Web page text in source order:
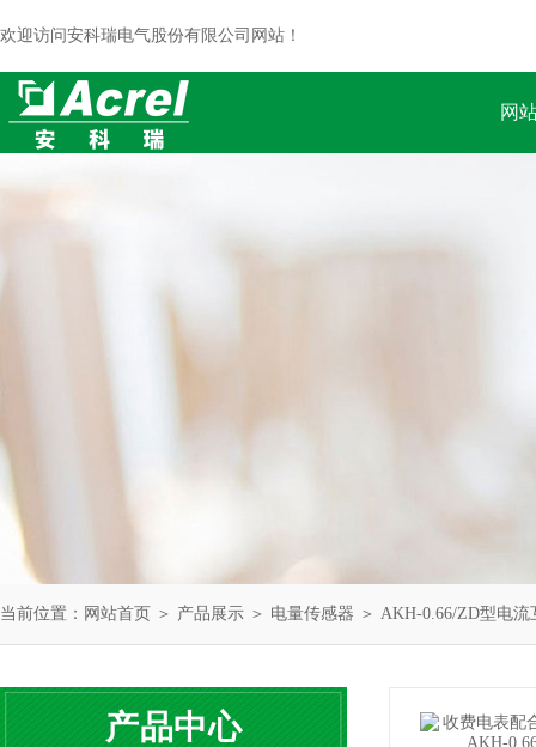
欢迎访问安科瑞电气股份有限公司网站！
网
当前位置： 网站首页 ＞ 产品展示 ＞ 电量传感器 ＞ AKH-0.66/ZD型电流
产品中心